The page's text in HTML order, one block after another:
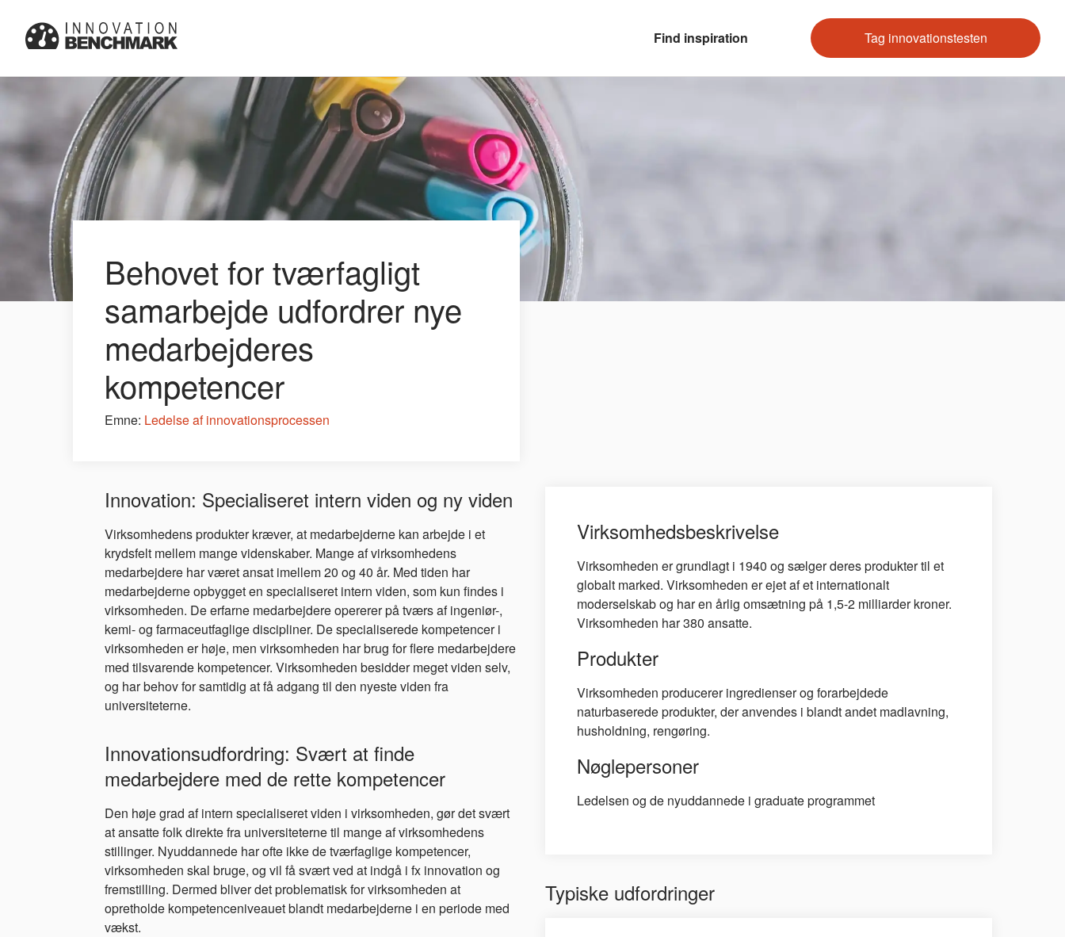
Find inspiration Tag innovationstesten
Behovet for tværfagligt
samarbejde udfordrer nye
medarbejderes
kompetencer
Emne: Ledelse af innovationsprocessen
Innovation: Specialiseret intern viden og ny viden
Virksomhedens produkter kræver, at medarbejderne kan arbejde i et
krydsfelt mellem mange videnskaber. Mange af virksomhedens
medarbejdere har været ansat imellem 20 og 40 år. Med tiden har
medarbejderne opbygget en specialiseret intern viden, som kun findes i
virksomheden. De erfarne medarbejdere opererer på tværs af ingeniør-,
kemi- og farmaceutfaglige discipliner. De specialiserede kompetencer i
virksomheden er høje, men virksomheden har brug for flere medarbejdere
med tilsvarende kompetencer. Virksomheden besidder meget viden selv,
og har behov for samtidig at få adgang til den nyeste viden fra
universiteterne.
Innovationsudfordring: Svært at finde
medarbejdere med de rette kompetencer
Den høje grad af intern specialiseret viden i virksomheden, gør det svært
at ansatte folk direkte fra universiteterne til mange af virksomhedens
stillinger. Nyuddannede har ofte ikke de tværfaglige kompetencer,
virksomheden skal bruge, og vil få svært ved at indgå i fx innovation og
fremstilling. Dermed bliver det problematisk for virksomheden at
opretholde kompetenceniveauet blandt medarbejderne i en periode med
vækst.
Virksomhedsbeskrivelse
Virksomheden er grundlagt i 1940 og sælger deres produkter til et
globalt marked. Virksomheden er ejet af et internationalt
moderselskab og har en årlig omsætning på 1,5-2 milliarder kroner.
Virksomheden har 380 ansatte.
Produkter
Virksomheden producerer ingredienser og forarbejdede
naturbaserede produkter, der anvendes i blandt andet madlavning,
husholdning, rengøring.
Nøglepersoner
Ledelsen og de nyuddannede i graduate programmet
Typiske udfordringer